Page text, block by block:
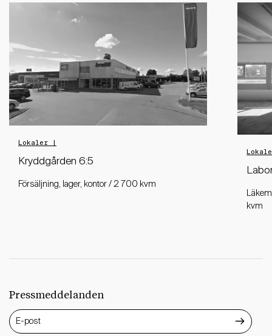
Lokaler |
Kryddgården 6:5
Försäljning, lager, kontor / 2 700 kvm
kvm
Pressmeddelanden